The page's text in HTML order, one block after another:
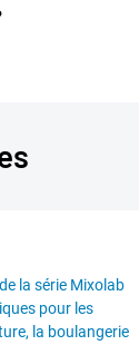
avec celles
évaluation de
la série Mixolab
pour les
la boulangerie